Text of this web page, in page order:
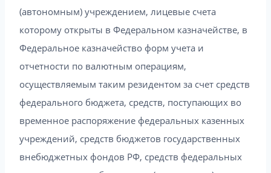
(автономным) учреждением, лицевые счета
которому открыты в Федеральном казначействе, в
Федеральное казначейство форм учета и
отчетности по валютным операциям,
осуществляемым таким резидентом за счет средств
федерального бюджета, средств, поступающих во
временное распоряжение федеральных казенных
учреждений, средств бюджетов государственных
внебюджетных фондов РФ, средств федеральных